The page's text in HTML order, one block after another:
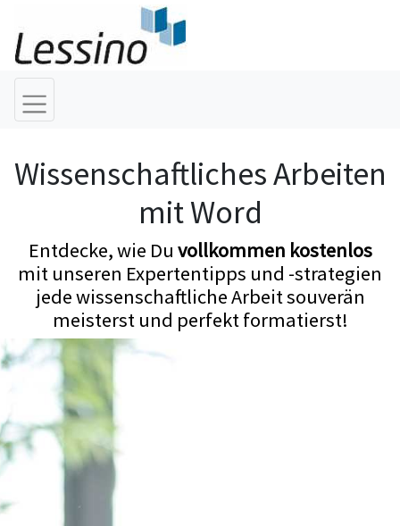
Wissenschaftliches Arbeiten
mit Word
Entdecke, wie Du vollkommen kostenlos
mit unseren Expertentipps und -strategien
jede wissenschaftliche Arbeit souverän
meisterst und perfekt formatierst!